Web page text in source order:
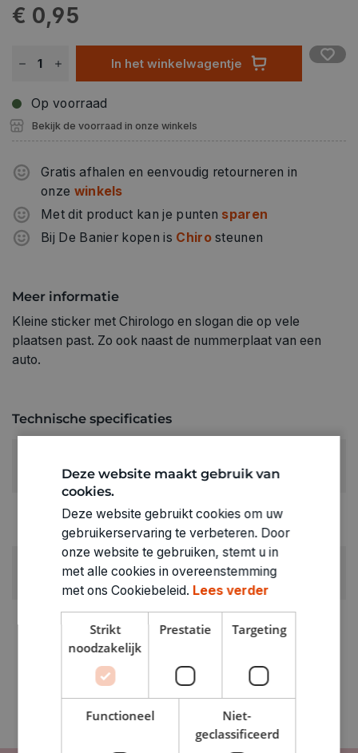
€ 0,95
In het winkelwagentje
Op voorraad
Bekijk de voorraad in onze winkels
Gratis afhalen en eenvoudig retourneren in
onze winkels
Met dit product kan je punten sparen
Bij De Banier kopen is Chirosteunen
Meer informatie
Kleine sticker met Chirologo en slogan die op vele
plaatsen past. Zo ook naast de nummerplaat van een
auto.
Technische specificaties
Chiromateriaal
GEWICHT
0.001kg
Deze website maakt gebruik van
cookies.
Deze website gebruikt cookies om uw
gebruikerservaring te verbeteren. Door
onze website te gebruiken, stemt u in
met alle cookies in overeenstemming
met ons Cookiebeleid. Lees verder
Strikt
noodzakelijk
Prestatie Targeting
Functioneel
Niet-
geclassificeerd